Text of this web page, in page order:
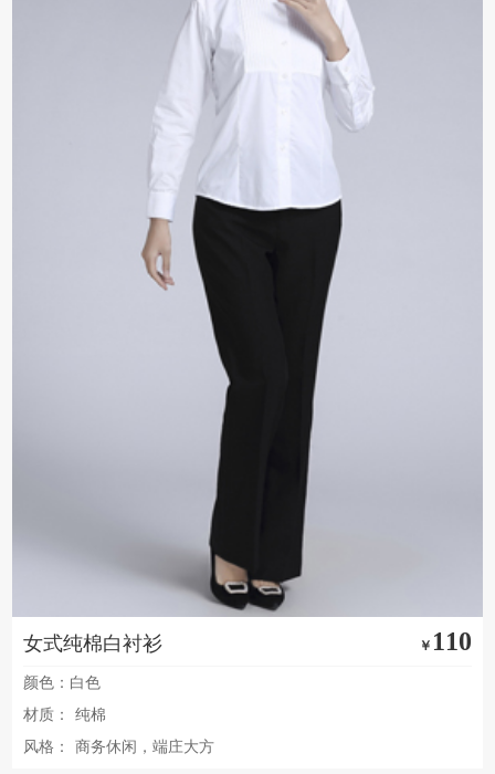
女式纯棉白衬衫 ￥ 110
颜色：白色
材质：
纯棉
风格：
商务休闲，端庄大方